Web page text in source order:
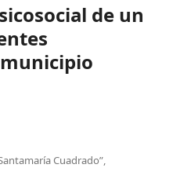
de un
Cuadrado”,